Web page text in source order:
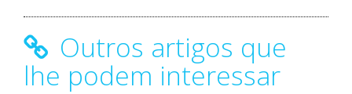
Outros artigos que
lhe podem interessar